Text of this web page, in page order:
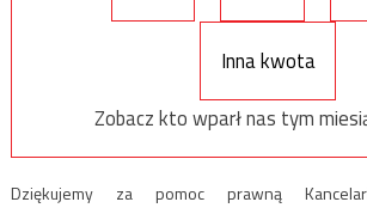
Inna kwota
Zobacz kto wparł nas tym
Dziękujemy za pomoc prawną